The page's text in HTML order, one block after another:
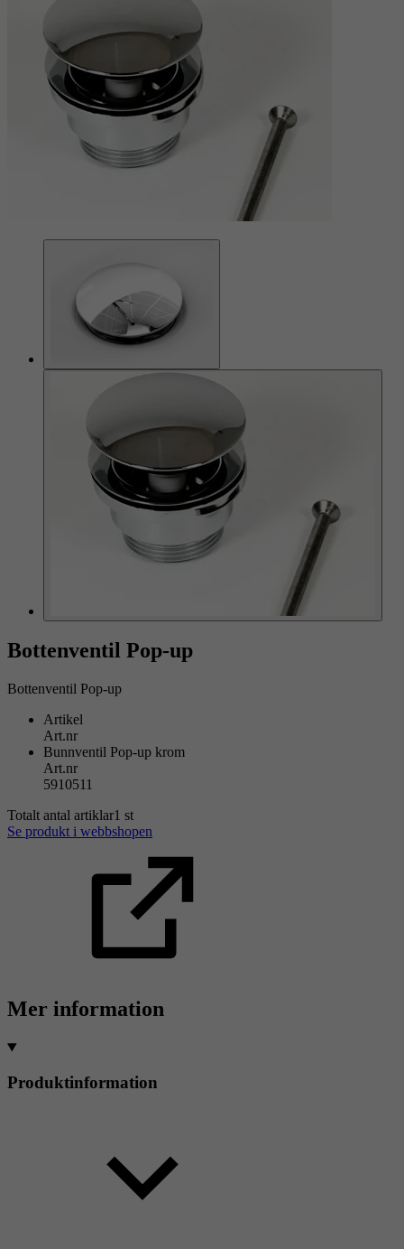
Bottenventil Pop-up
Bottenventil Pop-up
Artikel
Art.nr
Bunnventil Pop-up krom
Art.nr
5910511
Totalt antal artiklar1 st
Se produkt i webbshopen
Mer information
Produktinformation